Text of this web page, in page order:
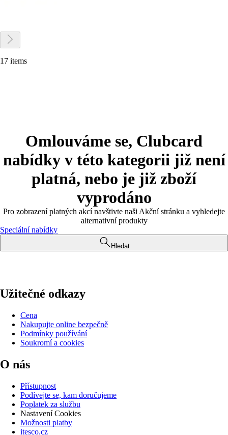
17 items
Omlouváme se, Clubcard
nabídky v této kategorii již není
platná, nebo je již zboží
vyprodáno
Pro zobrazení platných akcí navštivte naši Akční stránku a vyhledejte
alternativní produkty
Speciální nabídky
Hledat
Užitečné odkazy
Cena
Nakupujte online bezpečně
Podmínky používání
Soukromí a cookies
O nás
Přístupnost
Podívejte se, kam doručujeme
Poplatek za službu
Nastavení Cookies
Možnosti platby
itesco.cz